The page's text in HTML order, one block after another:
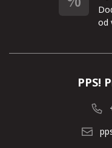
od
PPS!